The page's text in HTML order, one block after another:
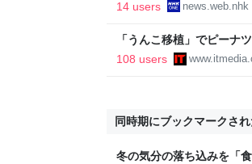
14 users
news.web.nhk
「うんこ移植」でピーナ
に ヒトの実証は初
108 users
同時期にブックマークさ
冬の気分の落ち込みを「